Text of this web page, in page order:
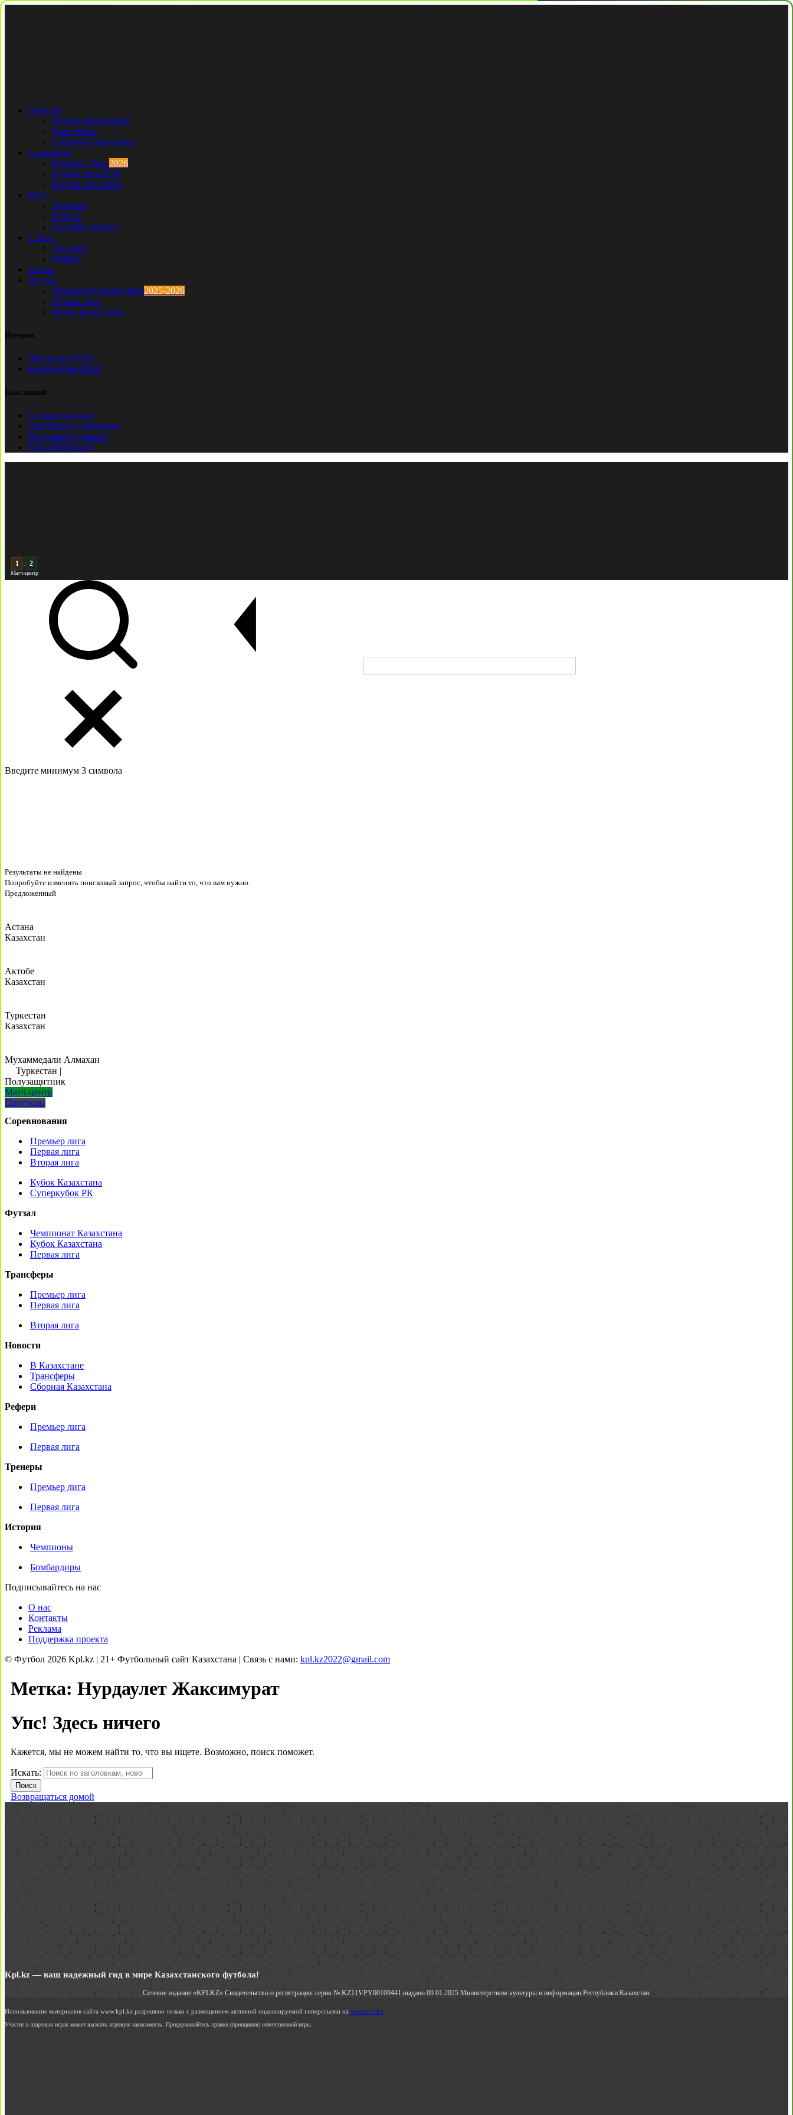
Новости
Футбол Казахстана
Трансферы
Сборная Казахстана
Трансферы
Премьер Лига2026
Первая лига2026
Вторая Лига2026
КПЛ
Тренеры
Рефери
Составы команд
1 Лига
Тренеры
Рефери
Клубы
Футзал
Чемпионат Казахстана2025-2026
Первая лига
Кубок Казахстана
История
Чемпионы КПЛ
Бомбардиры КПЛ
База знаний
Ставки на спорт
Причины и симптомы
Кто такой лудоман?
Как избавиться?
2 : 2
Матч-центр
Введите минимум 3 символа
Результаты не найдены
Попробуйте изменить поисковый запрос, чтобы найти то, что вам нужно.
Предложенный
Астана
Казахстан
Актобе
Казахстан
Туркестан
Казахстан
Мухаммедали Алмахан
Туркестан |
Полузащитник
Матч-центр
Прогнозы
Соревнования
Премьер лига
Первая лига
Вторая лига
Кубок Казахстана
Суперкубок РК
Футзал
Чемпионат Казахстана
Кубок Казахстана
Первая лига
Трансферы
Премьер лига
Первая лига
Вторая лига
Новости
В Казахстане
Трансферы
Сборная Казахстана
Рефери
Премьер лига
Первая лига
Тренеры
Премьер лига
Первая лига
История
Чемпионы
Бомбардиры
Подписывайтесь на нас
О нас
Контакты
Реклама
Поддержка проекта
© Футбол 2026 Kpl.kz | 21+ Футбольный сайт Казахстана | Связь с нами: kpl.kz2022@gmail.com
Метка: Нурдаулет Жаксимурат
Упс! Здесь ничего
Кажется, мы не можем найти то, что вы ищете. Возможно, поиск поможет.
Искать:
Возвращаться домой
Kpl.kz — ваш надежный гид в мире Казахстанского футбола!
Сетевое издание «KPLKZ» Свидетельство о регистрации: серия № KZ11VPY00109441 выдано 09.01.2025 Министерством культуры и информации Республики Казахстан.
Использование материалов сайта www.kpl.kz разрешено только с размещением активной индексируемой гиперссылки на www.kpl.kz
Участие в азартных играх может вызвать игровую зависимость. Придерживайтесь правил (принципов) ответственной игры.